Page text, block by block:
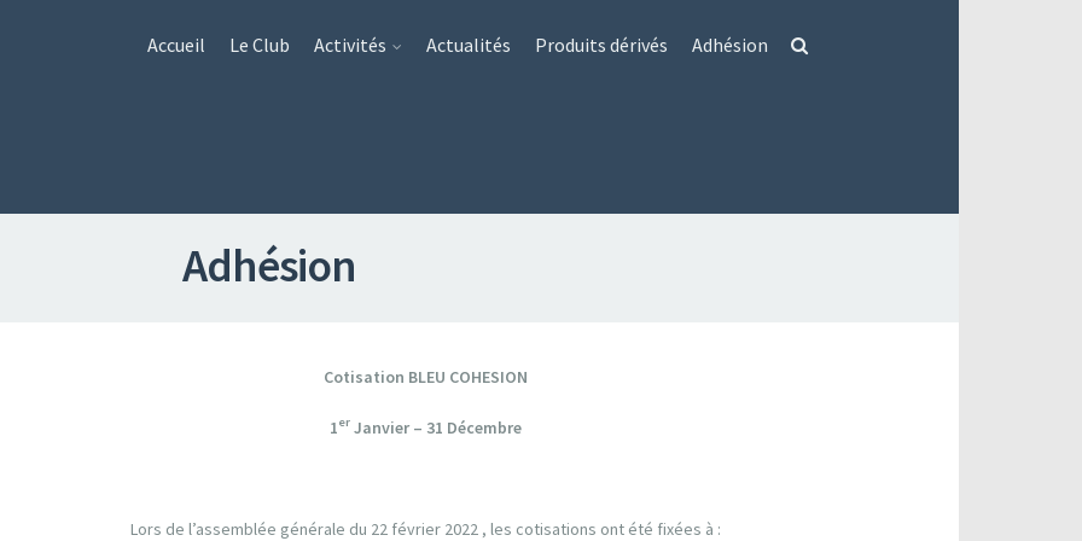
Accueil Le Club Activités Actualités Produits dérivés Adhésion
Adhésion
Cotisation BLEU COHESION
1er Janvier – 31 Décembre
Lors de l’assemblée générale du 22 février 2022 , les cotisations ont été fixées à :